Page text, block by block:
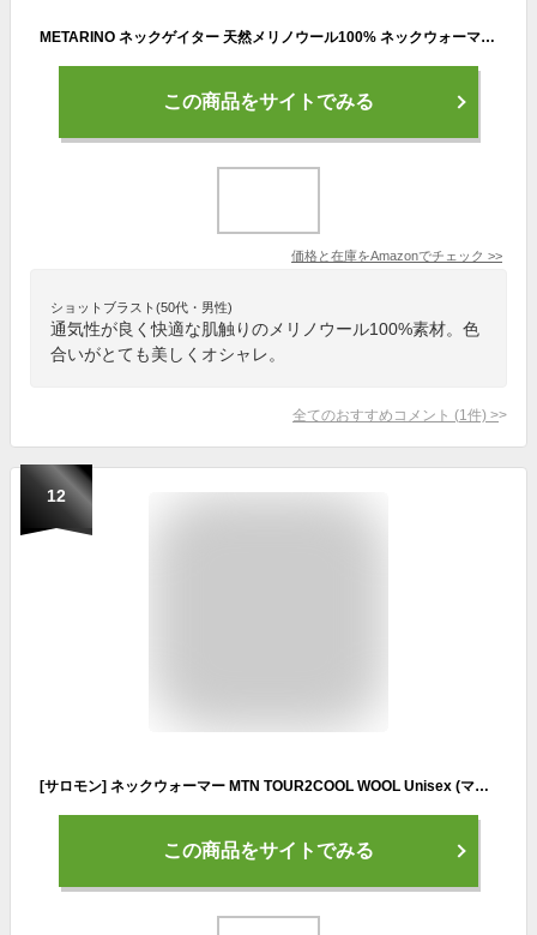
METARINO ネックゲイター 天然メリノウール100% ネックウォーマー メンズ レディース 防寒 フェイスカバー スキー ネックウォーマー バイク スノボマスク フェイスマスク ランニング 野球
この商品をサイトでみる
価格と在庫をAmazonでチェック >>
ショットブラスト(50代・男性)
通気性が良く快適な肌触りのメリノウール100%素材。色
合いがとても美しくオシャレ。
全てのおすすめコメント (1 件) >
12
[サロモン] ネックウォーマー MTN TOUR2COOL WOOL Unisex (マウンテン ツアー2クール ウール) Black/White NS (FREE サイズ)
この商品をサイトでみる